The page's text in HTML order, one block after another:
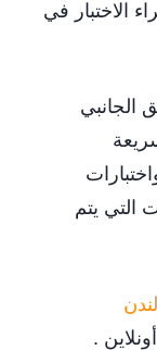
الاختبار في
الجانبي
التي يتم
.